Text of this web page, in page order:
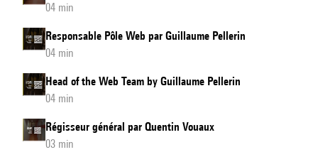
04 min
Responsable Pôle Web par Guillaume Pellerin
04 min
Head of the Web Team by Guillaume Pellerin
04 min
Régisseur général par Quentin Vouaux
03 min